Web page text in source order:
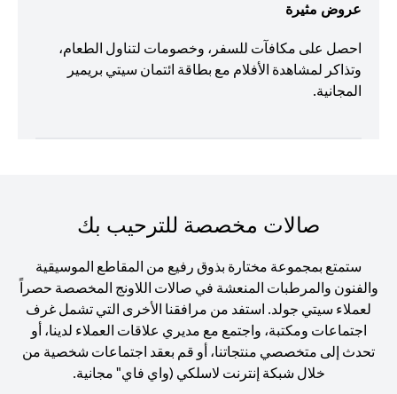
عروض مثيرة
احصل على مكافآت للسفر، وخصومات لتناول الطعام،
وتذاكر لمشاهدة الأفلام مع بطاقة ائتمان سيتي بريمير
المجانية.
صالات مخصصة للترحيب بك
ستمتع بمجموعة مختارة بذوق رفيع من المقاطع الموسيقية
والفنون والمرطبات المنعشة في صالات اللاونج المخصصة حصراً
لعملاء سيتي جولد. استفد من مرافقنا الأخرى التي تشمل غرف
اجتماعات ومكتبة، واجتمع مع مديري علاقات العملاء لدينا، أو
تحدث إلى متخصصي منتجاتنا، أو قم بعقد اجتماعات شخصية من
خلال شبكة إنترنت لاسلكي (واي فاي" مجانية.